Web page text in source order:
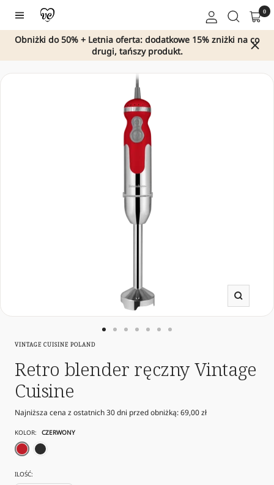
treści
Nawigacja 0
Obniżki do 50% + Letnia oferta: dodatkowe 15% zniżki na co
drugi, tańszy produkt.
Przejdź
slajdu
1
Przejdź
10
Przejdź
11
Przejdź
12
Przejdź
13
Przejdź
14
Przejdź
slajdu
15
VINTAGE CUISINE POLAND
Retro blender ręczny Vintage
Cuisine
Najniższa cena z ostatnich 30 dni przed obniżką:69,00 zł
KOLOR: CZERWONY
czerwony
czarny
ILOŚĆ: